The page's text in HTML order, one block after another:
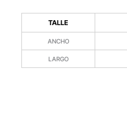
TALLE
ANCHO
LARGO